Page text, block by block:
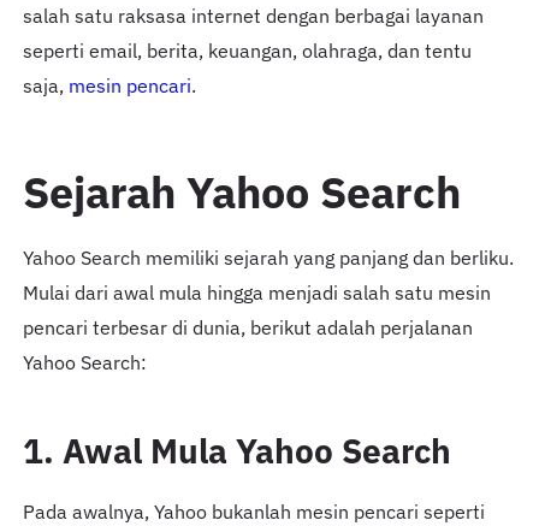
salah satu raksasa internet dengan berbagai layanan
seperti email, berita, keuangan, olahraga, dan tentu
saja, mesin pencari.
Sejarah Yahoo Search
Yahoo Search memiliki sejarah yang panjang dan berliku.
Mulai dari awal mula hingga menjadi salah satu mesin
pencari terbesar di dunia, berikut adalah perjalanan
Yahoo Search:
1. Awal Mula Yahoo Search
Pada awalnya, Yahoo bukanlah mesin pencari seperti